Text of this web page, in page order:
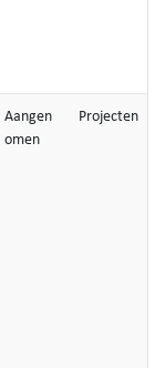
Aangen
omen
Projecten